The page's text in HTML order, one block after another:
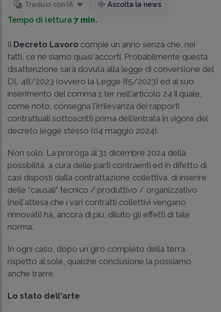
Traduci con IA Ascolta la news
Tempo di lettura 7 min.
Il Decreto Lavoro compie un anno senza che, nei
fatti, ce ne siamo quasi accorti. Probabilmente questa
disattenzione sarà dovuta alla legge di conversione del
DL 48/2023 (ovvero la Legge 85/2023) ed al suo
inserimento del comma 1 ter nell'articolo 24 il quale,
come noto, consegna l'irrilevanza dei rapporti
contrattuali sottoscritti prima dell'entrata in vigore del
decreto legge stesso (04 maggio 2024).
Non solo. La proroga al 31 dicembre 2024 della
possibilità, a cura delle parti contraenti ed in difetto di
casi disposti dalla contrattazione collettiva, di inserire
delle “causali” tecnico / produttivo / organizzativo
(nell'attesa che i vari contratti collettivi vengano
rinnovati) ha, ancora di più, diluito gli effetti di tale
norma.
In ogni caso, dopo un giro completo della terra
rispetto al sole, qualche conclusione la possiamo
anche trarre.
Lo stato dell'arte